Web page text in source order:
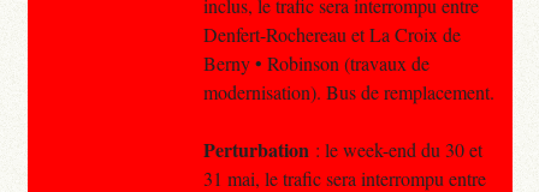
inclus, le trafic sera interrompu entre
Denfert-Rochereau et La Croix de
Berny • Robinson (travaux de
modernisation). Bus de remplacement.
Perturbation : le week-end du 30 et
31 mai, le trafic sera interrompu entre